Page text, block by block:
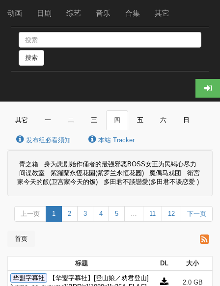
动画 日剧 综艺 音乐 合集 其它
搜索
其它 一 二 三 四 五 六 日
发布组必看须知 本站 Tracker
青之箱
身为悲剧始作俑者的最强邪恶BOSS女王为民竭心尽力
间谍教室
紫羅蘭永恆花園(紫罗兰永恒花园) 魔偶马戏团
衛宮
家今天的飯(卫宫家今天的饭)
多田君不談戀愛(多田君不谈恋爱 )
上一页 1 2 3 4 5 … 11 12 下一页
首页
标题 DL
大小
华盟字幕社
【华盟字幕社】[登山娘／劝君登山]
2.0 GB